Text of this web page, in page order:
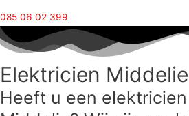
085 06 02 399
Elektricien Middelie
Heeft u een